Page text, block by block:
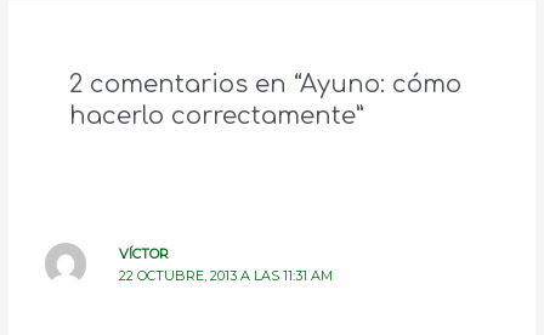
2 comentarios en “Ayuno: cómo
hacerlo correctamente”
VÍCTOR
22 OCTUBRE, 2013 A LAS 11:31 AM